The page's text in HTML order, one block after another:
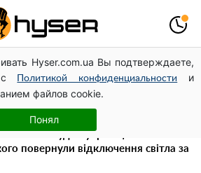
Hyser.com.ua Вы подтверждаете,
с
Политикой конфиденциальности
и
файлов cookie.
Понял
лютий холод та комунальні платежі
народ "ламають" у відключення
Трінчер блиснула "принадами":
ще не бачили
повернули відключення світла за